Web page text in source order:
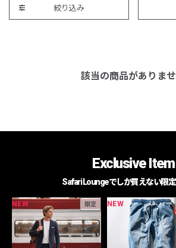
絞り込み
該当の商品がありま
Exclusive Item
Safari Loungeでしか買えない限
NEW 限定 NEW